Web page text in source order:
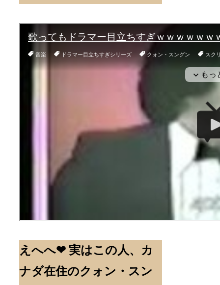
えへへ❤ 実はこの人、カ
ナダ在住のクォン・スン